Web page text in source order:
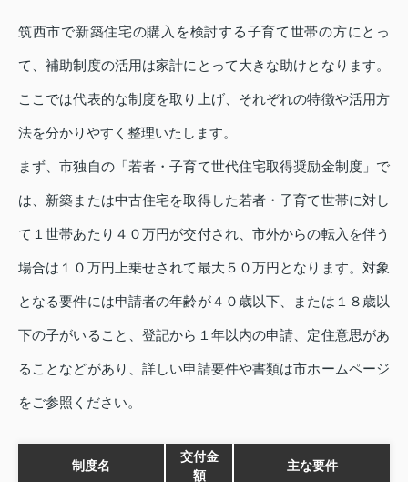
筑西市で新築住宅の購入を検討する子育て世帯の方にとっ
て、補助制度の活用は家計にとって大きな助けとなります。
ここでは代表的な制度を取り上げ、それぞれの特徴や活用方
法を分かりやすく整理いたします。
まず、市独自の「若者・子育て世代住宅取得奨励金制度」で
は、新築または中古住宅を取得した若者・子育て世帯に対し
て１世帯あたり４０万円が交付され、市外からの転入を伴う
場合は１０万円上乗せされて最大５０万円となります。対象
となる要件には申請者の年齢が４０歳以下、または１８歳以
下の子がいること、登記から１年以内の申請、定住意思があ
ることなどがあり、詳しい申請要件や書類は市ホームページ
をご参照ください。
制度名
交付金
額
主な要件